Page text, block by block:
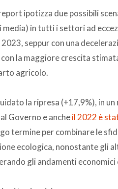
ipotizza due possibili
media) in tutti i settori ad
seppur con una
la maggiore crescita
agricolo.
la ripresa (+17,9%), in
Governo e ancheil 2022 è
termine per combinare le
ecologica, nonostante gli
gli andamenti